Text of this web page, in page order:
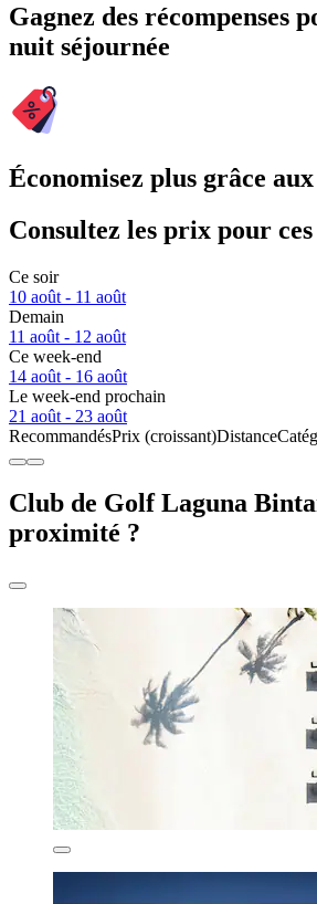
Gagnez des récompenses
nuit séjournée
Économisez plus grâce
Consultez les prix pour ces
Ce soir
10 août - 11 août
Demain
11 août - 12 août
Ce week-end
14 août - 16 août
Le week-end prochain
21 août - 23 août
RecommandésPrix (croissant)Distance
Club de Golf Laguna
proximité ?